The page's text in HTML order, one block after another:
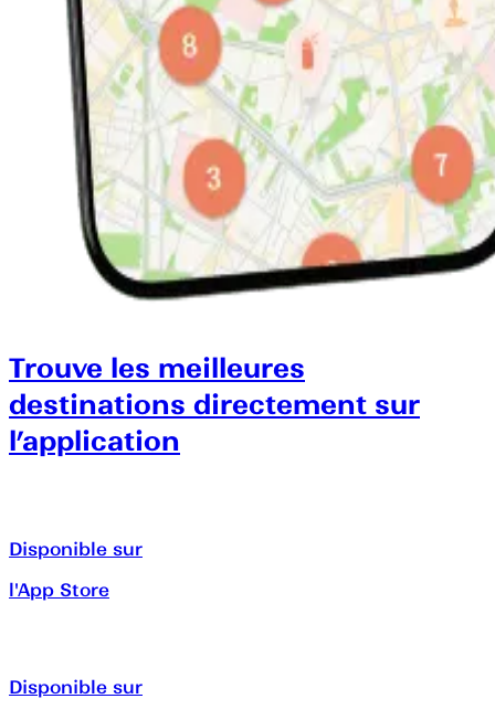
Trouve les meilleures
destinations directement sur
l’application
Disponible sur
l'App Store
Disponible sur